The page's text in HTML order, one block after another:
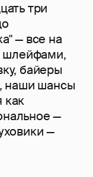
три
— все на
шлейфами,
байеры
наши шансы
как
—
—